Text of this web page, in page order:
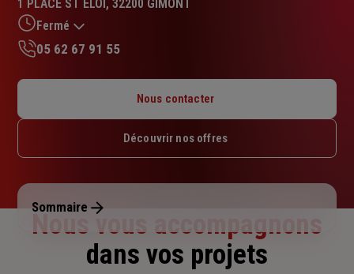
4.9
sur
5
étoiles
1 PLACE ST ELOI, 32200 GIMONT
Fermé
Mardi : 09h – 12h30 / 13h30 – 17h
Jeudi : 09h – 12h30 / 13h30 – 17h
Dimanche : Fermé
05 62 67 91 55
Nous contacter
Découvrir nos offres
Sommaire
Nous vous accompagnons
dans vos projets